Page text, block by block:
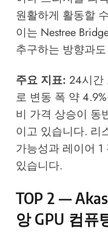
원활하게 활동할
이는 Nestree
추구하는 방향과
주요 지표: 24시간
로 변동 폭 약
비 가격 상승이 동
이고 있습니다. 리
가능성과 레이어
있습니다.
TOP 2 —
앙 GPU 컴퓨